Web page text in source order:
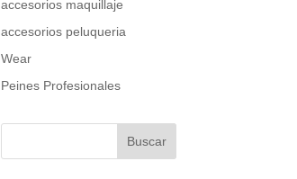
accesorios maquillaje
accesorios peluqueria
Wear
Peines Profesionales